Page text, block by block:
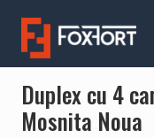
Duplex cu 4
Mosnita Noua